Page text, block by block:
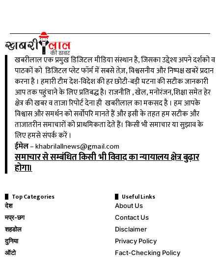
खबरीलाल एक प्रमुख डिजिटल मीडिया संस्थान है, जिसका उद्देश्य अपने दर्शको व
पाठकों को डिजिटल प्लेट फॉर्म में सबसे तेज़, विश्वसनीय और निष्पक्ष खबरें प्रदान
करना है । हमारी टीम देश-विदेश की हर छोटी-बड़ी घटना की सटीक जानकारी
आप तक पहुंचाने के लिए प्रतिबद्ध है। राजनीति , खेल, मनोरंजन,शिक्षा समेत हेर
क्षेत्र की खबर व ताजा रिपोर्ट देना ही खबरीलाल का मकसद है । हम आपके
विश्वास और समर्थन को सर्वोपरि मानते हैं और इसी के तहत हम सटीक और
ताजातरीन समाचारों को प्राथमिकता देते हैं। किसी भी समाचार या सुझाव के
लिए हमसे संपर्क करें ।
ईमेल–khabrilallnews@gmail.com
समाचार से सम्बंधित किसी भी विवाद का न्यायालय क्षेत्र बुढ़ार
होगा।
Top Categories
देश
मप्र-छग
शहडोल
दुनिया
ऑटो
Useful Links
About Us
Contact Us
Disclaimer
Privacy Policy
Fact-Checking Policy